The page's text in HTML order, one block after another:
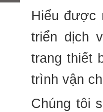
Hiểu được
triển dịch
trang thiết
trình vận
Chúng tôi